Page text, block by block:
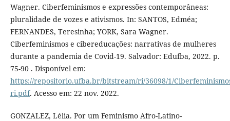
Wagner. Ciberfeminismos e expressões contemporâneas:
pluralidade de vozes e ativismos. In: SANTOS, Edméa;
FERNANDES, Teresinha; YORK, Sara Wagner.
Ciberfeminismos e cibereducações: narrativas de mulheres
durante a pandemia de Covid-19. Salvador: Edufba, 2022. p.
75-90 . Disponível em:
https://repositorio.ufba.br/bitstream/ri/36098/1/
ri.pdf. Acesso em: 22 nov. 2022.
GONZALEZ, Lélia. Por um Feminismo Afro-Latino-